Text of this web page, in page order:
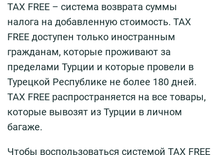
TAX FREE – система возврата суммы
налога на добавленную стоимость. TAX
FREE доступен только иностранным
гражданам, которые проживают за
пределами Турции и которые провели в
Турецкой Республике не более 180 дней.
TAX FREE распространяется на все товары,
которые вывозят из Турции в личном
багаже.
Чтобы воспользоваться системой TAX FREE